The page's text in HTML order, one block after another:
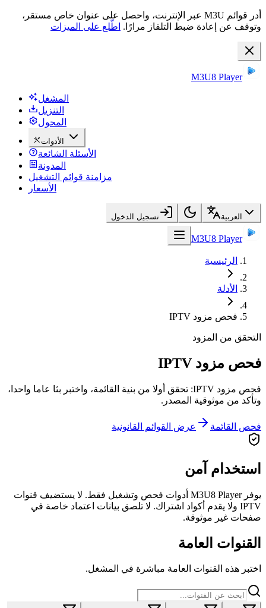
أدر قوائم M3U عبر الإنترنت، واحصل على عنوان خاص مستقر،
وتوقف عن إعادة ضبط التلفاز مرارًا. اطّلع على الميزات
M3U8 Player
المشغل
التنزيل
المحول
الأدوات
الأسئلة الشائعة
المدونة
مزامنة قوائم التشغيل
الأسعار
العربية تسجيل الدخول
M3U8 Player
الرئيسية
الأدلة
فحص مزود IPTV
التحقق من المزود
فحص مزود IPTV
فحص مزود IPTV: تحقق أولا من بنية القائمة، واختبر بثا عاما واحدا،
وتأكد من موثوقية المصدر.
فحص القائمة عرض القوائم القانونية
استخدام آمن
يوفر M3U8 Player أدوات فحص وتشغيل فقط. لا يستضيف قنوات
IPTV ولا يقدم أكواد اشتراك. لا تلصق بيانات اعتماد خاصة في
صفحات غير موثوقة.
القنوات العامة
اختبر هذه القنوات العامة مباشرة في المشغل.